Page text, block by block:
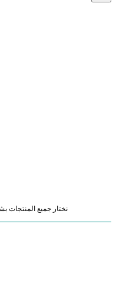
نختار جميع المنتجات